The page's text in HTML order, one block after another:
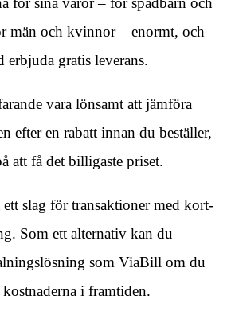
män och kvinnor – enormt, och
gratis leverans.
vara lönsamt att jämföra
efter en rabatt innan du beställer,
att få det billigaste priset.
slag för transaktioner med kort-
Som ett alternativ kan du
som ViaBill om du
i framtiden.